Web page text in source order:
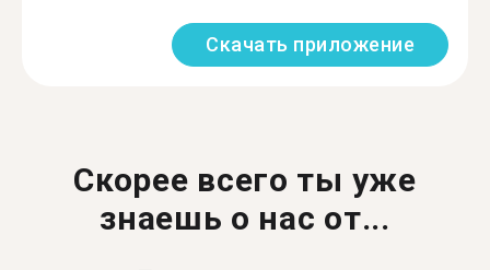
Скачать приложение
Скорее всего ты уже
знаешь о нас от...